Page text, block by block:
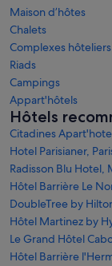
Maison d’hôtes
Chalets
Complexes hôteliers
Riads
Campings
Appart'hôtels
Hôtels
Citadines
Hotel Parisianer,
Radisson Blu Hotel,
Hôtel Barrière Le
DoubleTree by
Hôtel Martinez by
Le Grand Hôtel
Hôtel Barrière